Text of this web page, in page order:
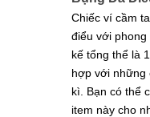
Chiếc ví cầm
điểu với phong
kế tổng thể là
hợp với những
kì. Bạn có thể
item này cho